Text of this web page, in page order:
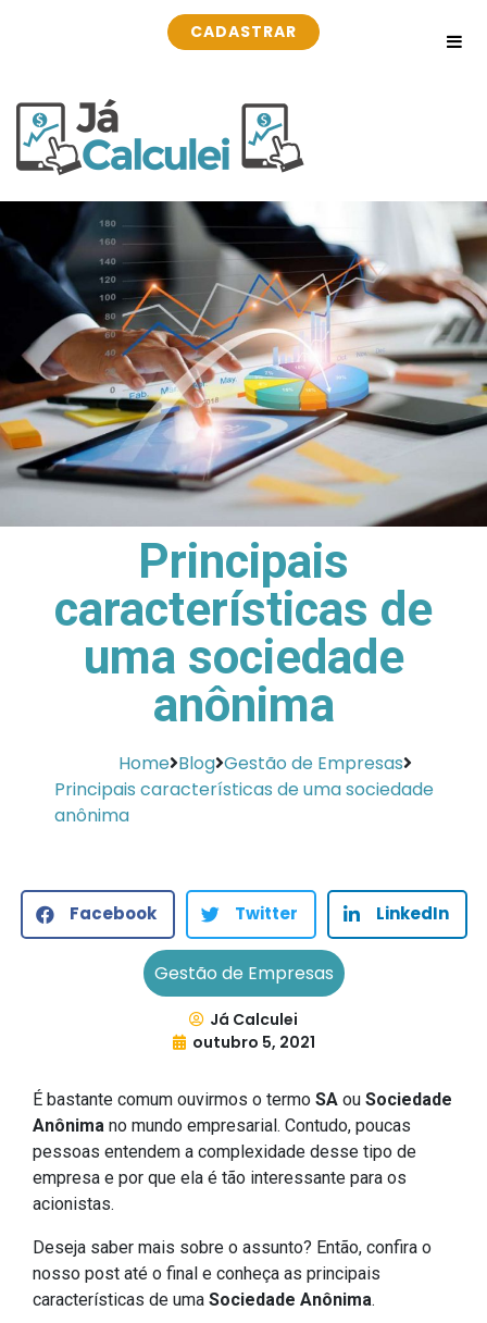
CADASTRAR
Principais
características de
uma sociedade
anônima
Home Blog Gestão de Empresas
Principais características de uma sociedade
anônima
Facebook Twitter LinkedIn
Gestão de Empresas
Já Calculei
outubro 5, 2021
É bastante comum ouvirmos o termo SA ou Sociedade
Anônima no mundo empresarial. Contudo, poucas
pessoas entendem a complexidade desse tipo de
empresa e por que ela é tão interessante para os
acionistas.
Deseja saber mais sobre o assunto? Então, confira o
nosso post até o final e conheça as principais
características de uma Sociedade Anônima.